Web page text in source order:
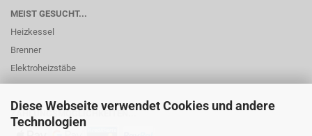
Diese Webseite verwendet Cookies und andere
Technologien
MEIST GESUCHT...
Heizkessel
Brenner
Elektroheizstäbe
ZAHLUNGSMÖGLICHKEITEN...